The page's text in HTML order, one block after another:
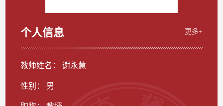
个人信息 更多+
教师姓名： 谢永慧
性别： 男